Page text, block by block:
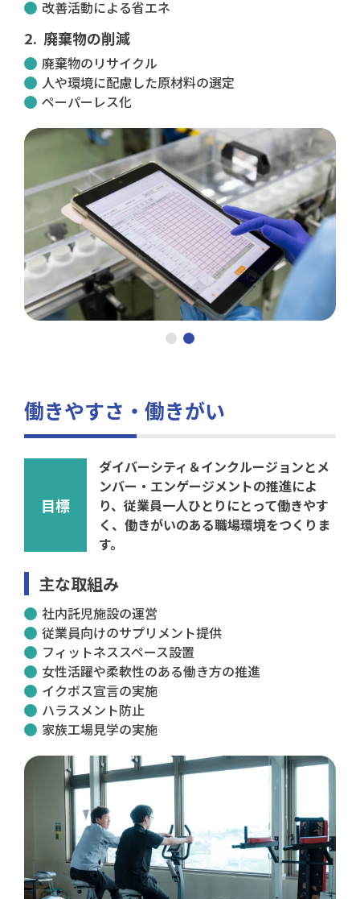
改善活動による省エネ
廃棄物の削減
廃棄物のリサイクル
人や環境に配慮した原材料の選定
ペーパーレス化
働きやすさ・働きがい
目標
ダイバーシティ＆インクルージョンとメ
ンバー・エンゲージメントの推進によ
り、従業員一人ひとりにとって働きやす
く、働きがいのある職場環境をつくりま
す。
主な取組み
社内託児施設の運営
従業員向けのサプリメント提供
フィットネススペース設置
女性活躍や柔軟性のある働き方の推進
イクボス宣言の実施
ハラスメント防止
家族工場見学の実施